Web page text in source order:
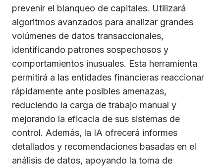
prevenir el blanqueo de capitales. Utilizará
algoritmos avanzados para analizar grandes
volúmenes de datos transaccionales,
identificando patrones sospechosos y
comportamientos inusuales. Esta herramienta
permitirá a las entidades financieras reaccionar
rápidamente ante posibles amenazas,
reduciendo la carga de trabajo manual y
mejorando la eficacia de sus sistemas de
control. Además, la IA ofrecerá informes
detallados y recomendaciones basadas en el
análisis de datos, apoyando la toma de